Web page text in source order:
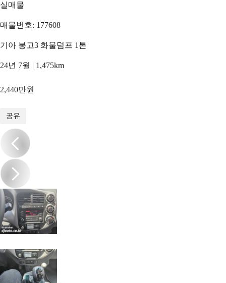
실매물
매물번호: 177608
기아 봉고3 화물덤프 1톤
24년 7월 | 1,475km
2,440만원
공유
/19